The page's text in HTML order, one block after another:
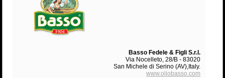
Basso Fedele & Figli S.r.l.
Via Nocelleto, 28/B - 83020
San Michele di Serino (AV),Italy.
www.oliobasso.com